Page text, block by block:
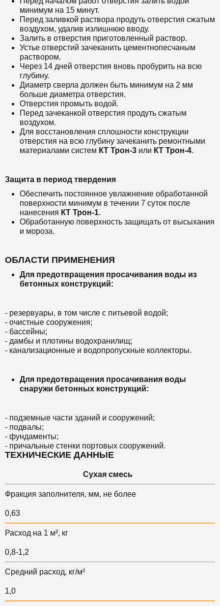
минимум на 15 минут.
Перед заливкой раствора продуть отверстия сжатым
воздухом, удалив излишнюю вводу.
Залить в отверстия приготовленный раствор.
Устье отверстий зачеканить цементнопесчаным
раствором.
Через 14 дней отверстия вновь пробурить на всю
глубину.
Диаметр сверла должен быть минимум на 2 мм
больше диаметра отверстия.
Отверстия промыть водой.
Перед зачеканкой отверстия продуть сжатым
воздухом.
Для восстановления сплошности конструкции
отверстия на всю глубину зачеканить ремонтными
материалами систем КТ Трон-3 или КТ Трон-4.
Защита в период твердения
Обеспечить постоянное увлажнение обработанной
поверхности минимум в течении 7 суток после
нанесения КТ Трон-1.
Обработанную поверхность защищать от высыхания
и мороза.
ОБЛАСТИ ПРИМЕНЕНИЯ
Для предотвращения просачивания воды из
бетонных конструкций:
- резервуары, в том числе с питьевой водой;
- очистные сооружения;
- бассейны;
- дамбы и плотины водохранилищ;
- канализационные и водопропускные коллекторы.
Для предотвращения просачивания воды
снаружи бетонных конструкций:
- подземные части зданий и сооружений;
- подвалы;
- фундаменты;
- причальные стенки портовых сооружений.
ТЕХНИЧЕСКИЕ ДАННЫЕ
Сухая смесь
Фракция заполнителя, мм, не более
0,63
Расход на 1 м², кг
0,8-1,2
Средний расход, кг/м²
1,0